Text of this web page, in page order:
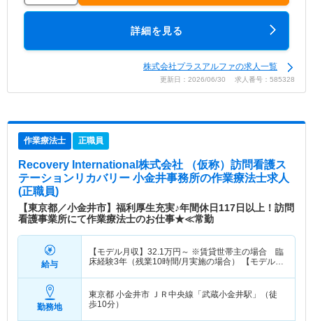
詳細を見る
株式会社プラスアルファの求人一覧
更新日：2026/06/30 求人番号：585328
作業療法士 正職員
Recovery International株式会社 （仮称）訪問看護ス
テーションリカバリー 小金井事務所の作業療法士求人
(正職員)
【東京都／小金井市】福利厚生充実♪年間休日117日以上！訪問
看護事業所にて作業療法士のお仕事★≪常勤
給与
【モデル月収】 32.1万円～ ※賃貸世帯主の場合 臨
床経験3年（残業10時間/月実施の場合） 【モデル年
験3年（残業10時間/月実施の場合）
勤務地
東京都 小金井市 ＪＲ中央線「武蔵小金井駅」（徒
歩10分）